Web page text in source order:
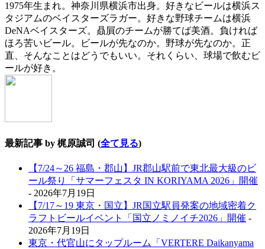
1975年生まれ。神奈川県横浜市出身。好きなビールは横浜ス
タジアムのベイスターズラガー。好きな野球チームは横浜
DeNAベイスターズ。贔屓のチームが勝てば美酒。負ければ
ほろ苦いビール。ビールが先なのか。野球が先なのか。正
直、そんなことはどうでもいい。それくらい、球場で飲むビ
ールが好き。
最新記事 by 梶原誠司 (全て見る)
【7/24～26 福島・郡山】JR郡山駅前で東北最大級のビ
ール祭り「サマーフェスタ IN KORIYAMA 2026」開催
- 2026年7月19日
【7/17～19 東京・国立】JR国立駅員発案の地域密着ク
ラフトビールイベント「国立ノミノイチ2026」開催 -
2026年7月19日
東京・代官山にタップルーム「VERTERE Daikanyama